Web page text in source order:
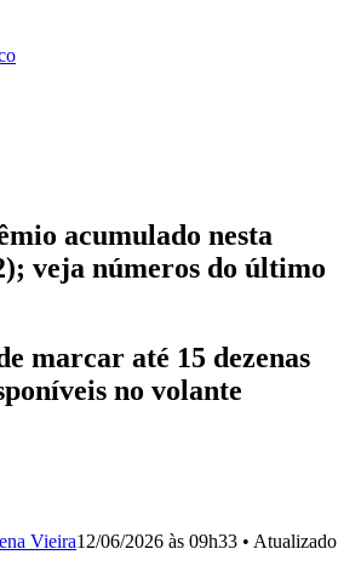
acumulado nesta
veja números do último
marcar até 15 dezenas
no volante
Vieira12/06/2026 às 09h33 • Atualizado